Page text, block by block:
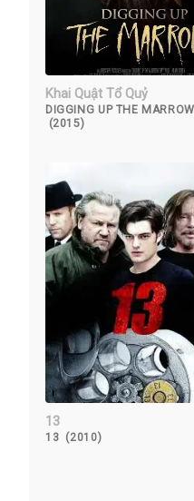
Khai Quật Tổ Quỷ
DIGGING UP THE MARROW
(2015)
13
13 (2010)